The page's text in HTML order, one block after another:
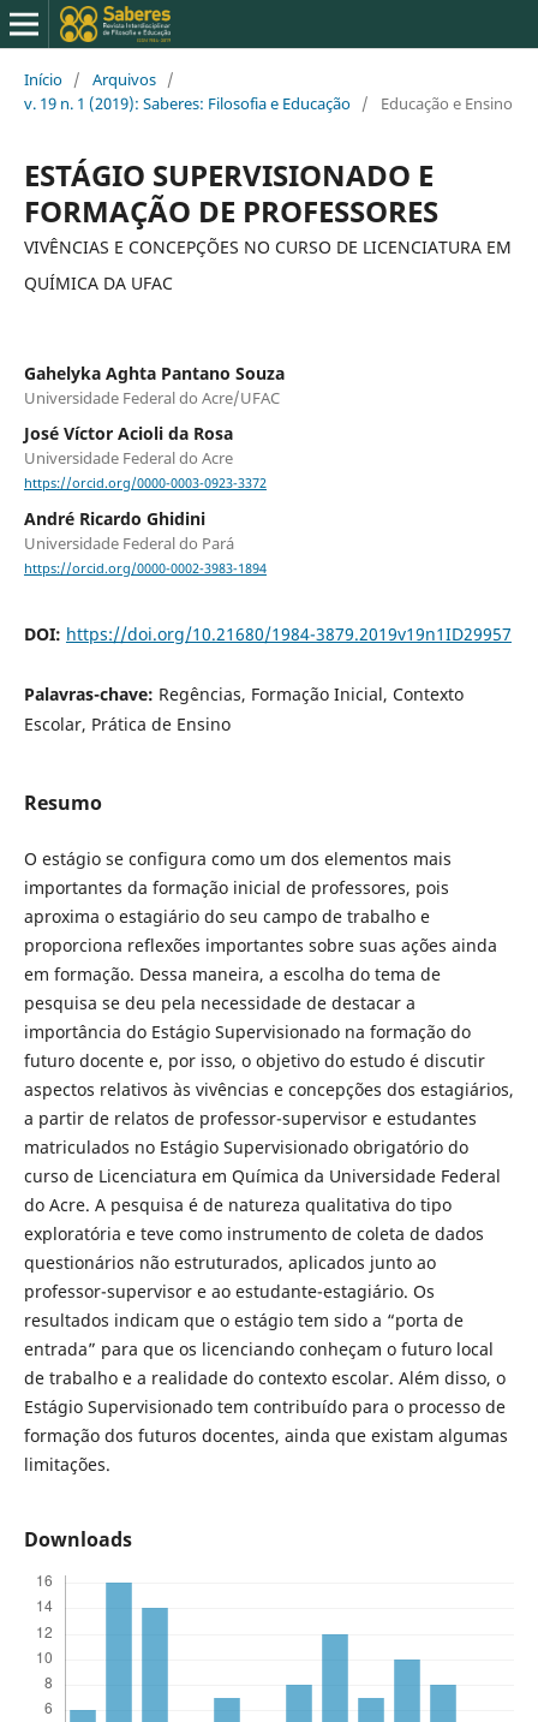
Início / Arquivos /
v. 19 n. 1 (2019): Saberes: Filosofia e Educação / Educação e Ensino
ESTÁGIO SUPERVISIONADO E
FORMAÇÃO DE PROFESSORES
VIVÊNCIAS E CONCEPÇÕES NO CURSO DE LICENCIATURA EM
QUÍMICA DA UFAC
Gahelyka Aghta Pantano Souza
Universidade Federal do Acre/UFAC
José Víctor Acioli da Rosa
Universidade Federal do Acre
https://orcid.org/0000-0003-0923-3372
André Ricardo Ghidini
Universidade Federal do Pará
https://orcid.org/0000-0002-3983-1894
DOI: https://doi.org/10.21680/1984-3879.2019v19n1ID29957
Palavras-chave: Regências, Formação Inicial, Contexto
Escolar, Prática de Ensino
Resumo
O estágio se configura como um dos elementos mais
importantes da formação inicial de professores, pois
aproxima o estagiário do seu campo de trabalho e
proporciona reflexões importantes sobre suas ações ainda
em formação. Dessa maneira, a escolha do tema de
pesquisa se deu pela necessidade de destacar a
importância do Estágio Supervisionado na formação do
futuro docente e, por isso, o objetivo do estudo é discutir
aspectos relativos às vivências e concepções dos estagiários,
a partir de relatos de professor-supervisor e estudantes
matriculados no Estágio Supervisionado obrigatório do
curso de Licenciatura em Química da Universidade Federal
do Acre. A pesquisa é de natureza qualitativa do tipo
exploratória e teve como instrumento de coleta de dados
questionários não estruturados, aplicados junto ao
professor-supervisor e ao estudante-estagiário. Os
resultados indicam que o estágio tem sido a “porta de
entrada” para que os licenciando conheçam o futuro local
de trabalho e a realidade do contexto escolar. Além disso, o
Estágio Supervisionado tem contribuído para o processo de
formação dos futuros docentes, ainda que existam algumas
limitações.
Downloads